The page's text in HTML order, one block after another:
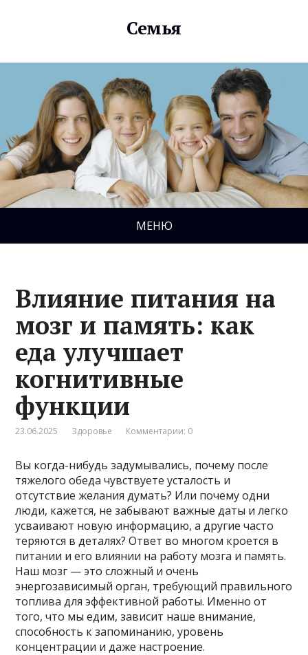
Семья
МЕНЮ
Влияние питания на
мозг и память: как
еда улучшает
когнитивные
функции
23.06.2025 Здоровье Комментарии: 0
Вы когда-нибудь задумывались, почему после
тяжелого обеда чувствуете усталость и
отсутствие желания думать? Или почему одни
люди, кажется, не забывают важные даты и легко
усваивают новую информацию, а другие часто
теряются в деталях? Ответ во многом кроется в
питании и его влиянии на работу мозга и память.
Наш мозг — это сложный и очень
энергозависимый орган, требующий правильного
топлива для эффективной работы. Именно от
того, что мы едим, зависит наше внимание,
способность к запоминанию, уровень
концентрации и даже настроение.